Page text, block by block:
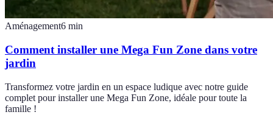
Aménagement6 min
Comment installer une Mega Fun Zone dans votre
jardin
Transformez votre jardin en un espace ludique avec notre guide
complet pour installer une Mega Fun Zone, idéale pour toute la
famille !